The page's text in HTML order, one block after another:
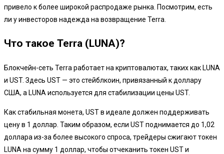
привело к более широкой распродаже рынка. Посмотрим, есть
ли у инвесторов надежда на возвращение Terra.
Что такое Terra (LUNA)?
Блокчейн-сеть Terra работает на криптовалютах, таких как LUNA
и UST. Здесь UST — это стейблкоин, привязанный к доллару
США, а LUNA используется для стабилизации цены UST.
Как стабильная монета, UST в идеале должен поддерживать
цену в 1 доллар. Таким образом, если UST поднимается до 1,02
доллара из-за более высокого спроса, трейдеры сжигают токен
LUNA на сумму 1 доллар, чтобы отчеканить токен UST и